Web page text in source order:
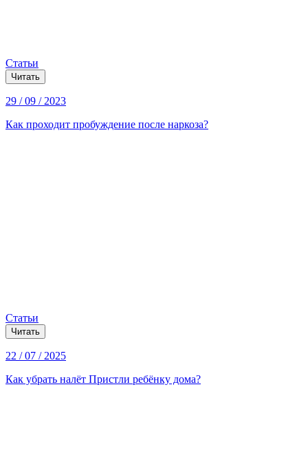
Статьи
Читать
29 / 09 / 2023
Как проходит пробуждение после наркоза?
Статьи
Читать
22 / 07 / 2025
Как убрать налёт Пристли ребёнку дома?